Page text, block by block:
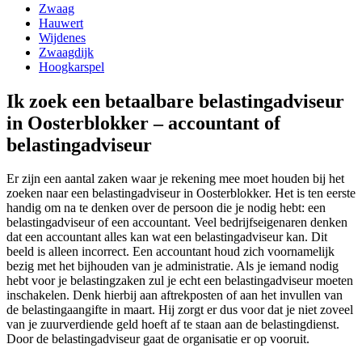
Zwaag
Hauwert
Wijdenes
Zwaagdijk
Hoogkarspel
Ik zoek een betaalbare belastingadviseur
in Oosterblokker – accountant of
belastingadviseur
Er zijn een aantal zaken waar je rekening mee moet houden bij het
zoeken naar een belastingadviseur in Oosterblokker. Het is ten eerste
handig om na te denken over de persoon die je nodig hebt: een
belastingadviseur of een accountant. Veel bedrijfseigenaren denken
dat een accountant alles kan wat een belastingadviseur kan. Dit
beeld is alleen incorrect. Een accountant houd zich voornamelijk
bezig met het bijhouden van je administratie. Als je iemand nodig
hebt voor je belastingzaken zul je echt een belastingadviseur moeten
inschakelen. Denk hierbij aan aftrekposten of aan het invullen van
de belastingaangifte in maart. Hij zorgt er dus voor dat je niet zoveel
van je zuurverdiende geld hoeft af te staan aan de belastingdienst.
Door de belastingadviseur gaat de organisatie er op vooruit.